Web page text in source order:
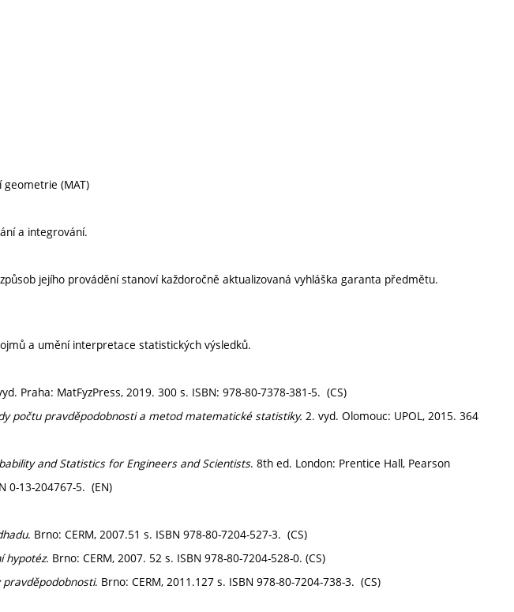
(MAT)
a integrování.
jejího provádění stanoví každoročně aktualizovaná vyhláška garanta předmětu.
a umění interpretace statistických výsledků.
Praha: MatFyzPress, 2019. 300 s. ISBN: 978-80-7378-381-5. (CS)
počtu pravděpodobnosti a metod matematické statistiky. 2. vyd. Olomouc: UPOL, 2015. 364
and Statistics for Engineers and Scientists. 8th ed. London: Prentice Hall, Pearson
0-13-204767-5. (EN)
. Brno: CERM, 2007.51 s. ISBN 978-80-7204-527-3. (CS)
hypotéz. Brno: CERM, 2007. 52 s. ISBN 978-80-7204-528-0. (CS)
pravděpodobnosti. Brno: CERM, 2011.127 s. ISBN 978-80-7204-738-3. (CS)